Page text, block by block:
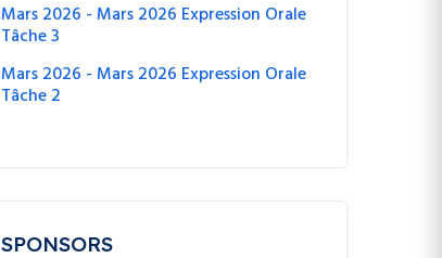
Mars 2026 - Mars 2026 Expression Orale
Tâche 3
Mars 2026 - Mars 2026 Expression Orale
Tâche 2
SPONSORS